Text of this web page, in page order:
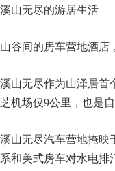
溪山无尽的游居生活
山谷间的房车营地酒店
溪山无尽作为山泽居
芝机场仅9公里，也是
溪山无尽汽车营地掩映
系和美式房车对水电排